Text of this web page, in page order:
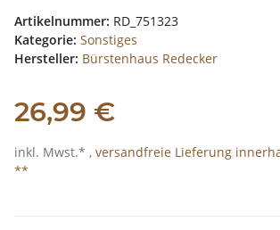
Artikelnummer: RD_751323
Kategorie: Sonstiges
Hersteller: Bürstenhaus Redecker
26,99 €
inkl. Mwst.* , versandfreie Lieferung
**